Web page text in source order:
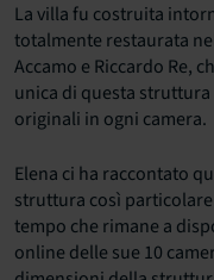
La villa fu costruita
totalmente restaurata
Accamo e Riccardo Re,
unica di questa
originali in ogni camera.
Elena ci ha raccontato
struttura così
tempo che rimane a
online delle sue 10